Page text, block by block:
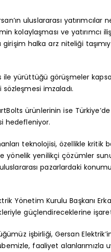
uluslararası
kolaylaşması ve yatırımcı
halka arz niteliği
ile yürüttüğü görüşmeler
imzaladı.
ürünlerinin ise
hedefleniyor.
teknolojisi, özellikle kritik
yönelik yenilikçi çözümler
uluslararası pazarlardaki
Yönetim Kurulu Başkanı
güçlendireceklerine
işbirliği, Gersan
faaliyet alanlarımızla